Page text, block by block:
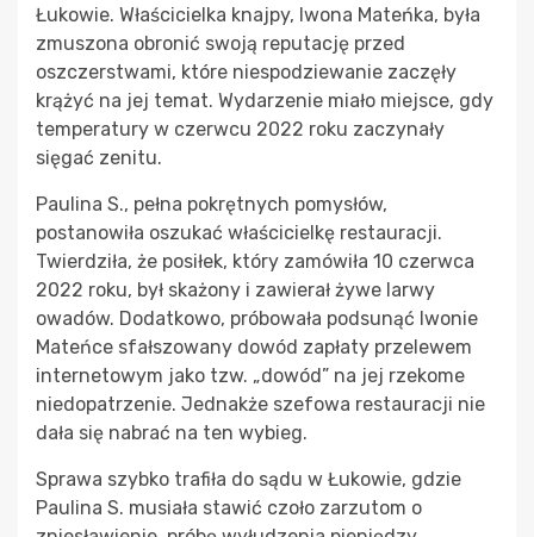
Łukowie. Właścicielka knajpy, Iwona Mateńka, była
zmuszona obronić swoją reputację przed
oszczerstwami, które niespodziewanie zaczęły
krążyć na jej temat. Wydarzenie miało miejsce, gdy
temperatury w czerwcu 2022 roku zaczynały
sięgać zenitu.
Paulina S., pełna pokrętnych pomysłów,
postanowiła oszukać właścicielkę restauracji.
Twierdziła, że posiłek, który zamówiła 10 czerwca
2022 roku, był skażony i zawierał żywe larwy
owadów. Dodatkowo, próbowała podsunąć Iwonie
Mateńce sfałszowany dowód zapłaty przelewem
internetowym jako tzw. „dowód” na jej rzekome
niedopatrzenie. Jednakże szefowa restauracji nie
dała się nabrać na ten wybieg.
Sprawa szybko trafiła do sądu w Łukowie, gdzie
Paulina S. musiała stawić czoło zarzutom o